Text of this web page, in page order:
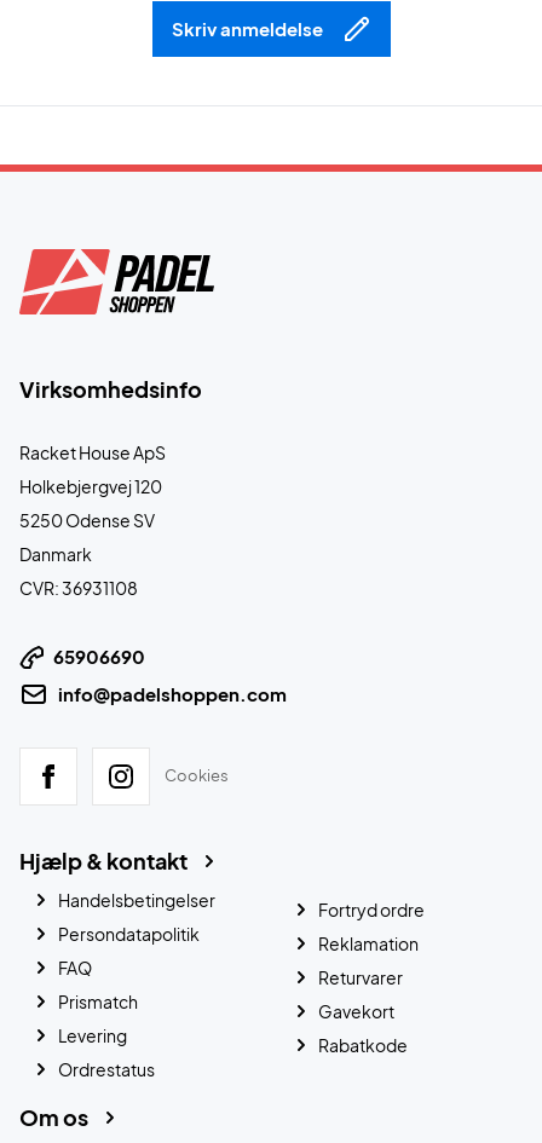
Skriv anmeldelse
Virksomhedsinfo
Racket House ApS
Holkebjergvej 120
5250 Odense SV
Danmark
CVR: 36931108
65906690
info@padelshoppen.com
Cookies
Hjælp & kontakt
Handelsbetingelser
Persondatapolitik
FAQ
Prismatch
Levering
Ordrestatus
Fortryd ordre
Reklamation
Returvarer
Gavekort
Rabatkode
Om os